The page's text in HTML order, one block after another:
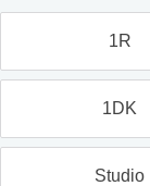
1R
1DK
Studio